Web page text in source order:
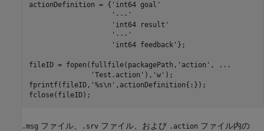
actionDefinition = { 'int64 goal'
'---'
'int64 result'
'---'
'int64 feedback' };
fileID = fopen(fullfile(packagePath, 'action' ,
...
'Test.action' ), 'w' );
fprintf(fileID, '%s\n' ,actionDefinition{:});
fclose(fileID);
.msg ファイル、 .srv ファイル、および .action ファイル内の